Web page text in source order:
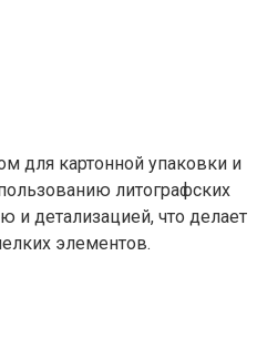
для картонной упаковки и
литографских
и детализацией, что делает
элементов.